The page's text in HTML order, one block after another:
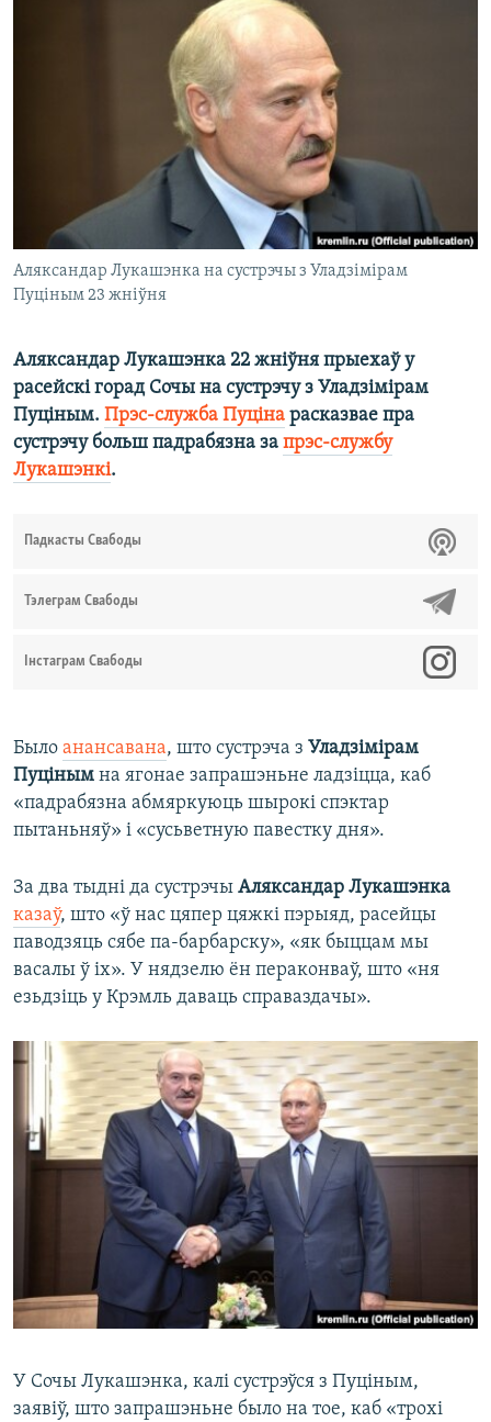
НА ХВАЛЯХ СВАБОДЫ
Аляксандар Лукашэнка на сустрэчы з Уладзімірам
Пуціным 23 жніўня
Аляксандар Лукашэнка 22 жніўня прыехаў у
расейскі горад Сочы на сустрэчу з Уладзімірам
Пуціным. Прэс-служба Пуціна расказвае пра
сустрэчу больш падрабязна за прэс-службу
Лукашэнкі.
Падкасты Свабоды
Тэлеграм Свабоды
Інстаграм Свабоды
Было анансавана, што сустрэча з Уладзімірам
Пуціным на ягонае запрашэньне ладзіцца, каб
«падрабязна абмяркуюць шырокі спэктар
пытаньняў» і «сусьветную павестку дня».
За два тыдні да сустрэчы Аляксандар Лукашэнка
казаў, што «ў нас цяпер цяжкі пэрыяд, расейцы
паводзяць сябе па-барбарску», «як быццам мы
васалы ў іх». У нядзелю ён пераконваў, што «ня
езьдзіць у Крэмль даваць справаздачы».
У Сочы Лукашэнка, калі сустрэўся з Пуціным,
заявіў, што запрашэньне было на тое, каб «трохі